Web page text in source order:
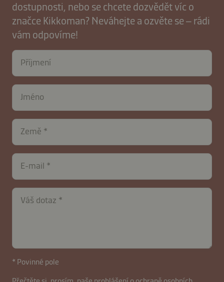
dostupnosti, nebo se chcete dozvědět víc o
značce Kikkoman? Neváhejte a ozvěte se – rádi
vám odpovíme!
Příjmení
Jméno
Země
E-mail
Váš dotaz
* Povinné pole